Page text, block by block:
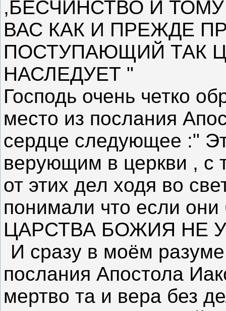
,БЕСЧИНСТВО И
ВАС КАК И ПРЕЖДЕ
ПОСТУПАЮЩИЙ ТАК
НАСЛЕДУЕТ "
Господь очень четко
место из послания
сердце следующее :"
верующим в церкви , с
от этих дел ходя во
понимали что если они
ЦАРСТВА БОЖИЯ НЕ
И сразу в моём
послания Апостола
мертво та и вера без